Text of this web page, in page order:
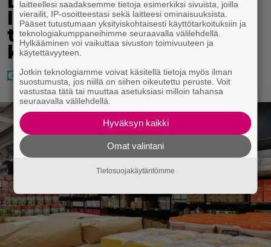
lahjaksi arvan – päävoitto
tuli, mutta miten sitten
kävikään
laitteellesi saadaksemme tietoja esimerkiksi sivuista, joilla
vierailit, IP-osoitteestasi sekä laitteesi ominaisuuksista.
Pääset tutustumaan yksityiskohtaisesti käyttötarkoituksiin ja
teknologiakumppaneihimme seuraavalla välilehdellä.
Hylkääminen voi vaikuttaa sivuston toimivuuteen ja
käytettävyyteen.
Jotkin teknologiamme voivat käsitellä tietoja myös ilman
suostumusta, jos niillä on siihen oikeutettu peruste. Voit
vastustaa tätä tai muuttaa asetuksiasi milloin tahansa
seuraavalla välilehdellä.
Hyväksyn kaikki
Omat valintani
Tietosuojakäytäntömme